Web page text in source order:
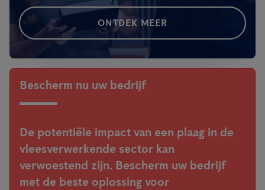
ONTDEK MEER
Bescherm nu uw bedrijf
De potentiële impact van een plaag in de
vleesverwerkende sector kan
verwoestend zijn. Bescherm uw bedrijf
met de beste oplossing voor